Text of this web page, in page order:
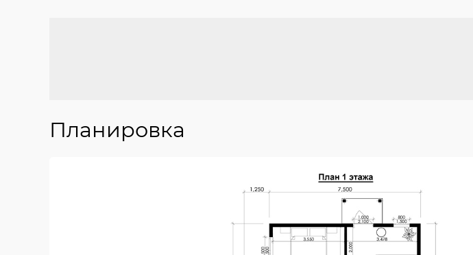
Планировка